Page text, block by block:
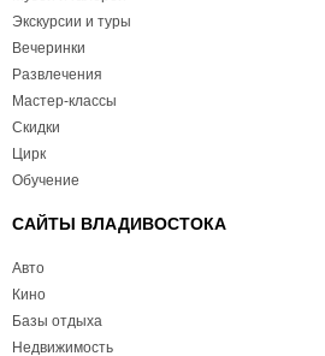
Экскурсии и туры
Вечеринки
Развлечения
Мастер-классы
Скидки
Цирк
Обучение
САЙТЫ ВЛАДИВОСТОКА
Авто
Кино
Базы отдыха
Недвижимость